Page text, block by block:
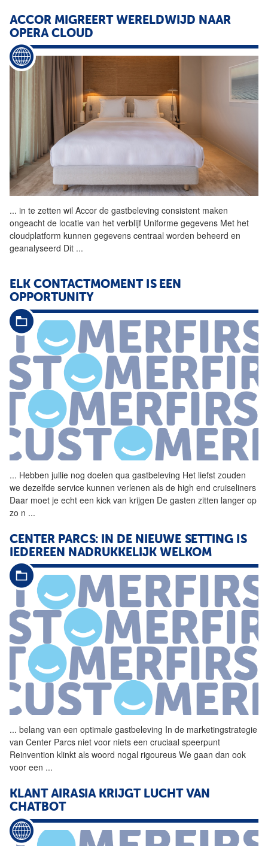
ACCOR MIGREERT WERELDWIJD NAAR
OPERA CLOUD
... in te zetten wil Accor de gastbeleving consistent maken
ongeacht de locatie van het verblijf Uniforme gegevens Met het
cloudplatform kunnen gegevens centraal worden beheerd en
geanalyseerd Dit ...
ELK CONTACTMOMENT IS EEN
OPPORTUNITY
... Hebben jullie nog doelen qua gastbeleving Het liefst zouden
we dezelfde service kunnen verlenen als de high end cruiseliners
Daar moet je echt een kick van krijgen De gasten zitten langer op
zo n ...
CENTER PARCS: IN DE NIEUWE SETTING IS
IEDEREEN NADRUKKELIJK WELKOM
... belang van een optimale gastbeleving In de marketingstrategie
van Center Parcs niet voor niets een cruciaal speerpunt
Reinvention klinkt als woord nogal rigoureus We gaan dan ook
voor een ...
KLANT AIRASIA KRIJGT LUCHT VAN
CHATBOT